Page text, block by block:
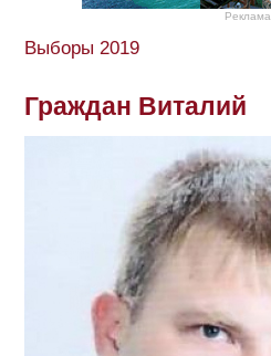
Реклама
Выборы 2019
Граждан Виталий